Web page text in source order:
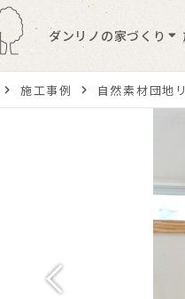
ダンリノの家づくり
施工事例 自然素材団